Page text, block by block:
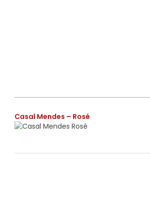
Casal Mendes – Rosé